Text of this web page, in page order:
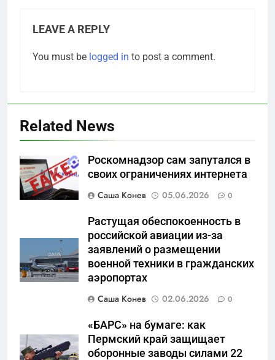
LEAVE A REPLY
You must be logged in to post a comment.
Related News
Роскомнадзор сам запутался в
своих ограничениях интернета
Саша Конев
05.06.2026 0
Растущая обеспокоенность в
российской авиации из-за
заявлений о размещении
военной техники в гражданских
аэропортах
Саша Конев
02.06.2026 0
«БАРС» на бумаге: как
Пермский край защищает
оборонные заводы силами 22
Отрезанные от помощи:
маркетплейсы «умывают
САНКТ-ПЕТЕРБУРГ И ОБЛАСТЬ
Серовский оборонный завод
идёт ко дну
САНКТ-ПЕТЕРБУРГ И ОБЛАСТЬ
7
«Бизнес на ветеранах и
социальный координатор
фонда «защитники
отечества» превратила
должность в источник
обогащения
САНКТ-ПЕТЕРБУРГ И ОБЛАСТЬ
8
Операция «Обнуление»: Что
на самом деле стоит за
попыткой уничтожения
САНКТ-ПЕТЕРБУРГ И ОБЛАСТЬ
1
Что происходит в